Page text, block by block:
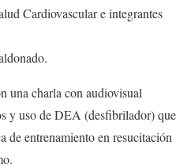
Cardiovascular e integrantes
una charla con audiovisual
y uso de DEA (desfibrilador) que
de entrenamiento en resucitación